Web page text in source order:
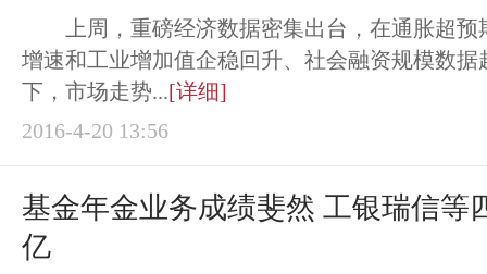
上周，重磅经济数据密集出台，在通胀超预
增速和工业增加值企稳回升、社会融资规模数
下，市场走势...[详细]
2016-4-20 13:56
基金年金业务成绩斐然 工银瑞信等
亿